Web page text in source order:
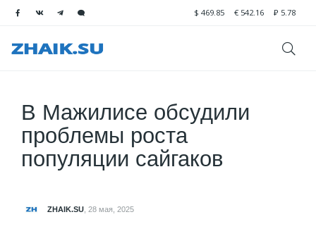
$ 469.85 € 542.16 ₽ 5.78
В Мажилисе обсудили
проблемы роста
популяции сайгаков
ZHAIK.SU 28 мая, 2025